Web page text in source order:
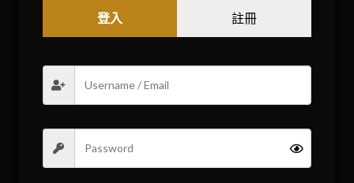
覺體驗，仿佛在炎熱的夏日中享受一杯冰涼的特調飲料，自然
而然地提神醒腦。
尼古丁含量： 每粒含3%尼古丁，保證清新與滿足的完美平
衡。
登入 註冊